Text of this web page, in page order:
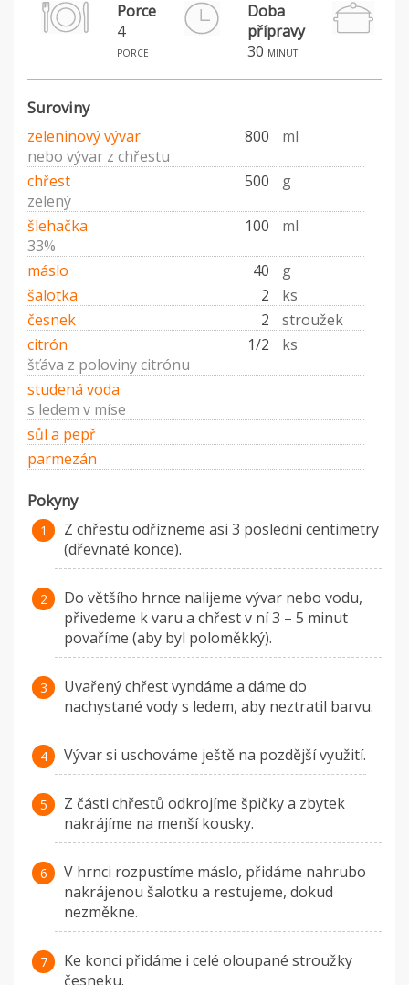
Porce
4
porce
Doba
přípravy
30 minut
Suroviny
zeleninový vývar 800
ml
nebo vývar z chřestu
chřest
500
g
zelený
šlehačka
100
ml
33%
máslo
40
g
šalotka
2
ks
česnek
2
stroužek
citrón
1/2
ks
šťáva z poloviny citrónu
studená voda
s ledem v míse
sůl a pepř
parmezán
Pokyny
Z chřestu odřízneme asi 3 poslední centimetry
(dřevnaté konce).
Do většího hrnce nalijeme vývar nebo vodu,
přivedeme k varu a chřest v ní 3 – 5 minut
povaříme (aby byl poloměkký).
Uvařený chřest vyndáme a dáme do
nachystané vody s ledem, aby neztratil barvu.
Vývar si uschováme ještě na pozdější využití.
Z části chřestů odkrojíme špičky a zbytek
nakrájíme na menší kousky.
V hrnci rozpustíme máslo, přidáme nahrubo
nakrájenou šalotku a restujeme, dokud
nezměkne.
Ke konci přidáme i celé oloupané stroužky
česneku.